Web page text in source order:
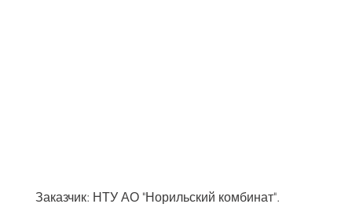
Заказчик: НТУ АО "Норильский комбинат".